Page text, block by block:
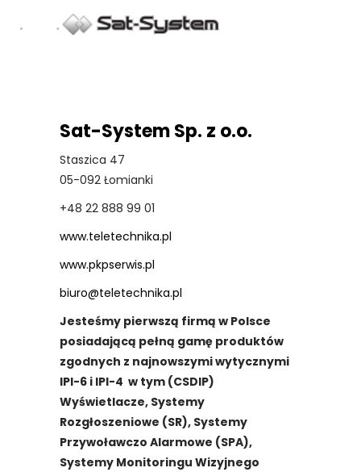
Sat-System Sp. z o.o.
Staszica 47
05-092 Łomianki
+48 22 888 99 01
www.teletechnika.pl
www.pkpserwis.pl
biuro@teletechnika.pl
Jesteśmy pierwszą firmą w Polsce
posiadającą pełną gamę produktów
zgodnych z najnowszymi wytycznymi
IPI-6 i IPI-4 w tym (CSDIP)
Wyświetlacze, Systemy
Rozgłoszeniowe (SR), Systemy
Przywoławczo Alarmowe (SPA),
Systemy Monitoringu Wizyjnego